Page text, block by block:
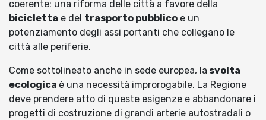
coerente: una riforma delle città a favore della
bicicletta e del trasporto pubblico e un
potenziamento degli assi portanti che collegano le
città alle periferie.
Come sottolineato anche in sede europea, la svolta
ecologica è una necessità improrogabile. La Regione
deve prendere atto di queste esigenze e abbandonare i
progetti di costruzione di grandi arterie autostradali o